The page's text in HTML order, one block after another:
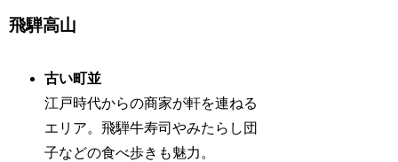
飛騨高山
古い町並
江戸時代からの商家が軒を連ねる
エリア。飛騨牛寿司やみたらし団
子などの食べ歩きも魅力。